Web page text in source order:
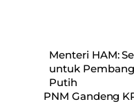
Menteri HAM:
untuk
Putih
PNM Gandeng